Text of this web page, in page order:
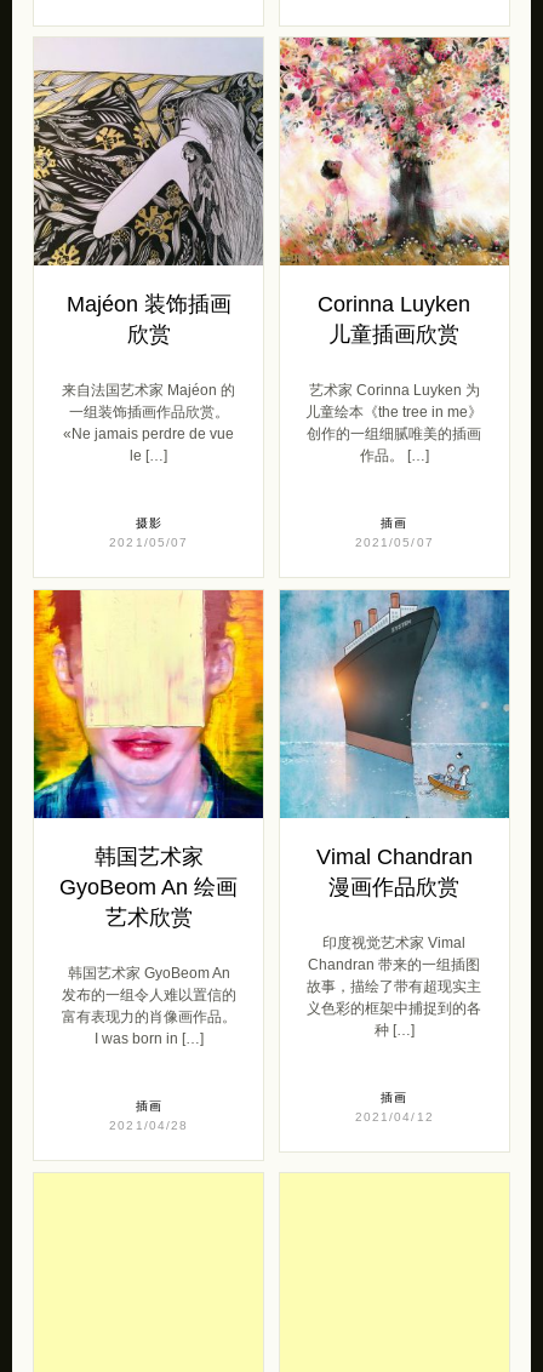
Majéon 装饰插画
欣赏
来自法国艺术家 Majéon 的
一组装饰插画作品欣赏。
«Ne jamais perdre de vue
le […]
摄影
2021/05/07
Corinna Luyken
儿童插画欣赏
艺术家 Corinna Luyken 为
儿童绘本《the tree in me》
创作的一组细腻唯美的插画
作品。 […]
插画
2021/05/07
韩国艺术家
GyoBeom An 绘画
艺术欣赏
韩国艺术家 GyoBeom An
发布的一组令人难以置信的
富有表现力的肖像画作品。
I was born in […]
插画
2021/04/28
Vimal Chandran
漫画作品欣赏
印度视觉艺术家 Vimal
Chandran 带来的一组插图
故事，描绘了带有超现实主
义色彩的框架中捕捉到的各
种 […]
插画
2021/04/12